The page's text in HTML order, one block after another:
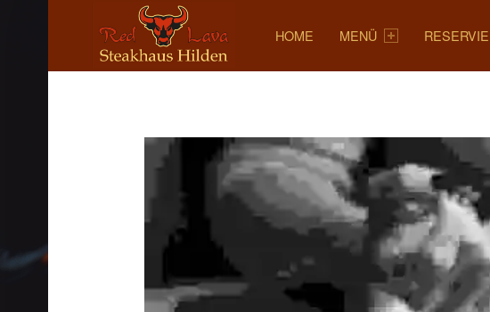
SAMPLE__FRESHLY-BAKED-BREAD-WITH-BUTTER-STARTER_LOW – RED LAVA
RED LAVA STEAKHAUS
HOME MENÜ